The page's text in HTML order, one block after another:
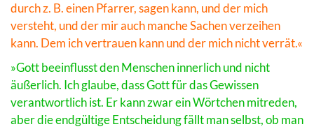
durch z. B. einen Pfarrer, sagen kann, und der mich
versteht, und der mir auch manche Sachen verzeihen
kann. Dem ich vertrauen kann und der mich nicht verrät.«
»Gott beeinflusst den Menschen innerlich und nicht
äußerlich. Ich glaube, dass Gott für das Gewissen
verantwortlich ist. Er kann zwar ein Wörtchen mitreden,
aber die endgültige Entscheidung fällt man selbst, ob man